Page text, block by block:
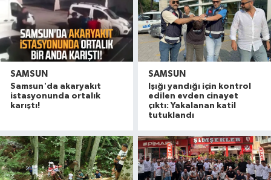
SAMSUN
Samsun'da akaryakıt
istasyonunda ortalık
karıştı!
SAMSUN
Işığı yandığı için kontrol
edilen evden cinayet
çıktı: Yakalanan katil
tutuklandı